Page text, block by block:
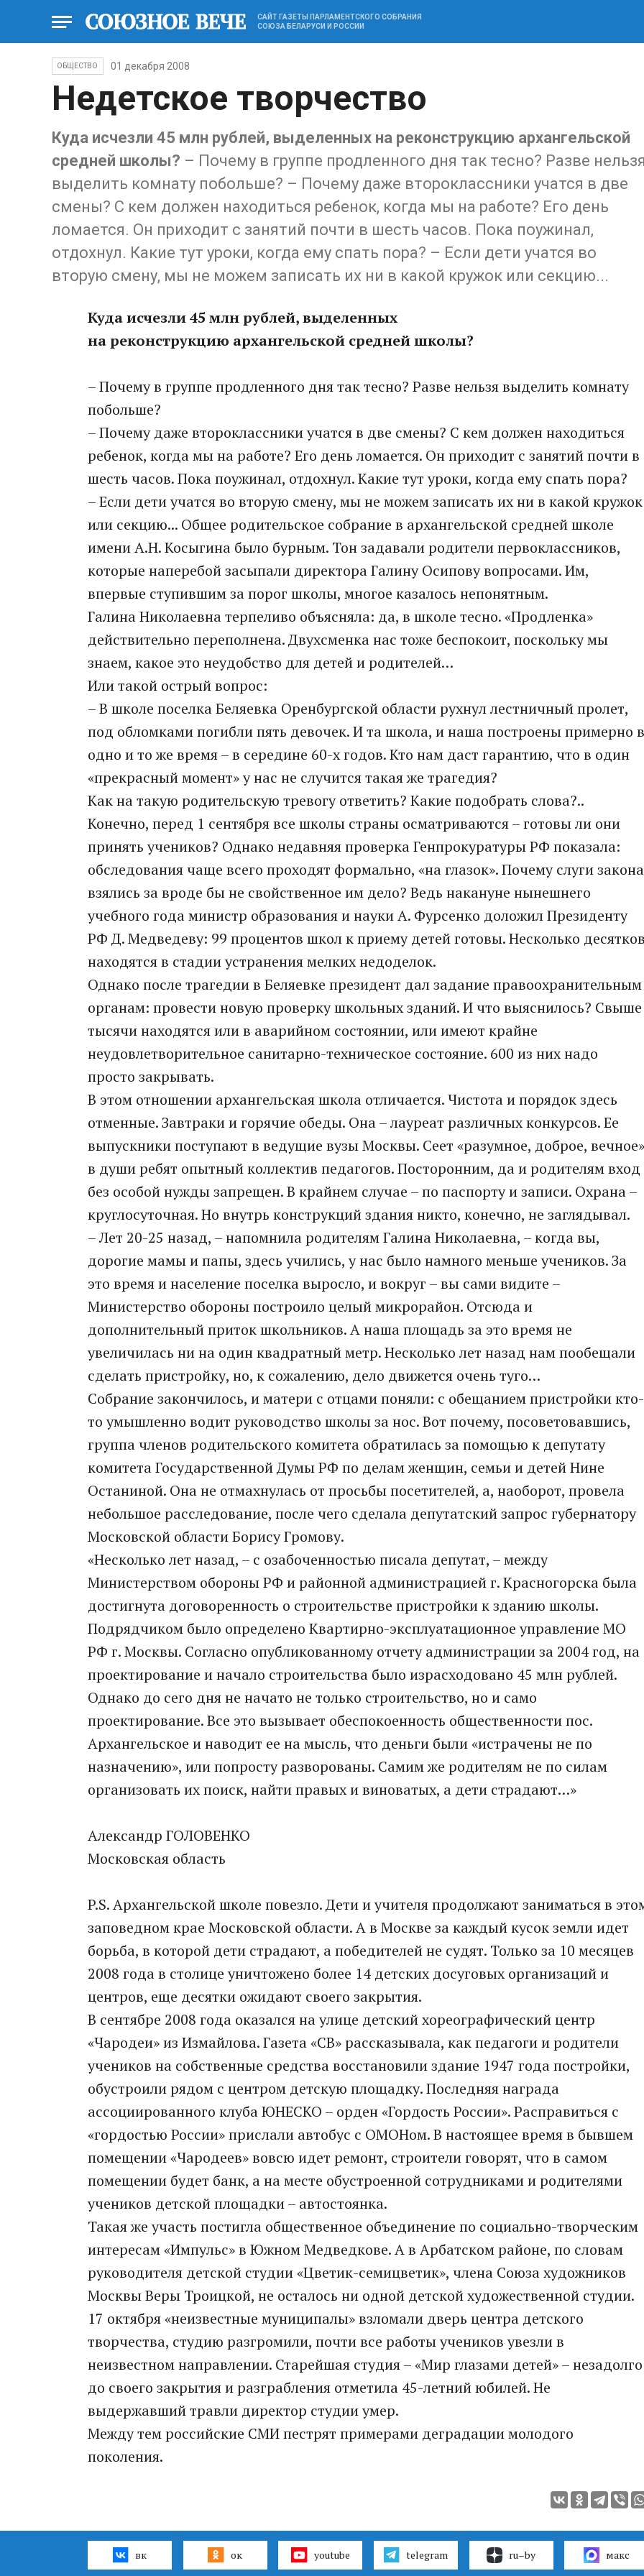
САЙТ ГАЗЕТЫ ПАРЛАМЕНТСКОГО СОБРАНИЯ
СОЮЗА БЕЛАРУСИ И РОССИИ
ОБЩЕСТВО 01 декабря 2008
Недетское творчество
Куда исчезли 45 млн рублей, выделенных на реконструкцию архангельской
средней школы? – Почему в группе продленного дня так тесно? Разве нельзя
выделить комнату побольше? – Почему даже второклассники учатся в две
смены? С кем должен находиться ребенок, когда мы на работе? Его день
ломается. Он приходит с занятий почти в шесть часов. Пока поужинал,
отдохнул. Какие тут уроки, когда ему спать пора? – Если дети учатся во
вторую смену, мы не можем записать их ни в какой кружок или секцию...
Куда исчезли 45 млн рублей, выделенных
на реконструкцию архангельской средней школы?
– Почему в группе продленного дня так тесно? Разве нельзя выделить комнату
побольше?
– Почему даже второклассники учатся в две смены? С кем должен находиться
ребенок, когда мы на работе? Его день ломается. Он приходит с занятий почти в
шесть часов. Пока поужинал, отдохнул. Какие тут уроки, когда ему спать пора?
– Если дети учатся во вторую смену, мы не можем записать их ни в какой кружок
или секцию... Общее родительское собрание в архангельской средней школе
имени А.Н. Косыгина было бурным. Тон задавали родители первоклассников,
которые наперебой засыпали директора Галину Осипову вопросами. Им,
впервые ступившим за порог школы, многое казалось непонятным.
Галина Николаевна терпеливо объясняла: да, в школе тесно. «Продленка»
действительно переполнена. Двухсменка нас тоже беспокоит, поскольку мы
знаем, какое это неудобство для детей и родителей…
Или такой острый вопрос:
– В школе поселка Беляевка Оренбургской области рухнул лестничный пролет,
под обломками погибли пять девочек. И та школа, и наша построены примерно в
одно и то же время – в середине 60-х годов. Кто нам даст гарантию, что в один
«прекрасный момент» у нас не случится такая же трагедия?
Как на такую родительскую тревогу ответить? Какие подобрать слова?..
Конечно, перед 1 сентября все школы страны осматриваются – готовы ли они
принять учеников? Однако недавняя проверка Генпрокуратуры РФ показала:
обследования чаще всего проходят формально, «на глазок». Почему слуги закона
взялись за вроде бы не свойственное им дело? Ведь накануне нынешнего
учебного года министр образования и науки А. Фурсенко доложил Президенту
РФ Д. Медведеву: 99 процентов школ к приему детей готовы. Несколько десятков
находятся в стадии устранения мелких недоделок.
Однако после трагедии в Беляевке президент дал задание правоохранительным
органам: провести новую проверку школьных зданий. И что выяснилось? Свыше
тысячи находятся или в аварийном состоянии, или имеют крайне
неудовлетворительное санитарно-техническое состояние. 600 из них надо
просто закрывать.
В этом отношении архангельская школа отличается. Чистота и порядок здесь
отменные. Завтраки и горячие обеды. Она – лауреат различных конкурсов. Ее
выпускники поступают в ведущие вузы Москвы. Сеет «разумное, доброе, вечное»
в души ребят опытный коллектив педагогов. Посторонним, да и родителям вход
без особой нужды запрещен. В крайнем случае – по паспорту и записи. Охрана –
круглосуточная. Но внутрь конструкций здания никто, конечно, не заглядывал.
– Лет 20-25 назад, – напомнила родителям Галина Николаевна, – когда вы,
дорогие мамы и папы, здесь учились, у нас было намного меньше учеников. За
это время и население поселка выросло, и вокруг – вы сами видите –
Министерство обороны построило целый микрорайон. Отсюда и
дополнительный приток школьников. А наша площадь за это время не
увеличилась ни на один квадратный метр. Несколько лет назад нам пообещали
сделать пристройку, но, к сожалению, дело движется очень туго…
Собрание закончилось, и матери с отцами поняли: с обещанием пристройки кто-
то умышленно водит руководство школы за нос. Вот почему, посоветовавшись,
группа членов родительского комитета обратилась за помощью к депутату
комитета Государственной Думы РФ по делам женщин, семьи и детей Нине
Останиной. Она не отмахнулась от просьбы посетителей, а, наоборот, провела
небольшое расследование, после чего сделала депутатский запрос губернатору
Московской области Борису Громову.
«Несколько лет назад, – с озабоченностью писала депутат, – между
Министерством обороны РФ и районной администрацией г. Красногорска была
достигнута договоренность о строительстве пристройки к зданию школы.
Подрядчиком было определено Квартирно-эксплуатационное управление МО
РФ г. Москвы. Согласно опубликованному отчету администрации за 2004 год, на
проектирование и начало строительства было израсходовано 45 млн рублей.
Однако до сего дня не начато не только строительство, но и само
проектирование. Все это вызывает обеспокоенность общественности пос.
Архангельское и наводит ее на мысль, что деньги были «истрачены не по
назначению», или попросту разворованы. Самим же родителям не по силам
организовать их поиск, найти правых и виноватых, а дети страдают…»
Александр ГОЛОВЕНКО
Московская область
P.S. Архангельской школе повезло. Дети и учителя продолжают заниматься в
заповедном крае Московской области. А в Москве за каждый кусок земли идет
борьба, в которой дети страдают, а победителей не судят. Только за 10 месяцев
2008 года в столице уничтожено более 14 детских досуговых организаций и
центров, еще десятки ожидают своего закрытия.
В сентябре 2008 года оказался на улице детский хореографический центр
«Чародеи» из Измайлова. Газета «СВ» рассказывала, как педагоги и родители
учеников на собственные средства восстановили здание 1947 года постройки,
обустроили рядом с центром детскую площадку. Последняя награда
ассоциированного клуба ЮНЕСКО – орден «Гордость России». Расправиться с
«гордостью России» прислали автобус с ОМОНом. В настоящее время в бывшем
помещении «Чародеев» вовсю идет ремонт, строители говорят, что в самом
помещении будет банк, а на месте обустроенной сотрудниками и родителями
учеников детской площадки – автостоянка.
Такая же участь постигла общественное объединение по социально-творческим
интересам «Импульс» в Южном Медведкове. А в Арбатском районе, по словам
руководителя детской студии «Цветик-семицветик», члена Союза художников
Москвы Веры Троицкой, не осталось ни одной детской художественной студии.
17 октября «неизвестные муниципалы» взломали дверь центра детского
творчества, студию разгромили, почти все работы учеников увезли в
неизвестном направлении. Старейшая студия – «Мир глазами детей» – незадолго
до своего закрытия и разграбления отметила 45-летний юбилей. Не
выдержавший травли директор студии умер.
Между тем российские СМИ пестрят примерами деградации молодого
поколения.
вк ок youtube telegram ru–by макс